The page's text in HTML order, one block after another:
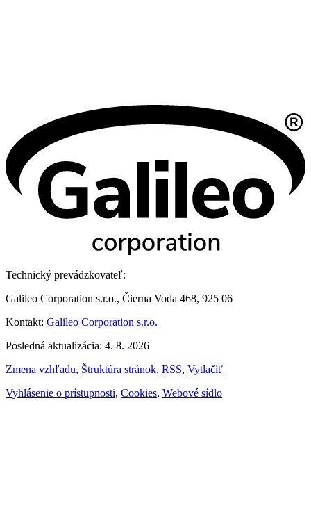
Technický prevádzkovateľ:
Galileo Corporation s.r.o., Čierna Voda 468, 925 06
Kontakt: Galileo Corporation s.r.o.
Posledná aktualizácia: 4. 8. 2026
Zmena vzhľadu, Štruktúra stránok, RSS, Vytlačiť
Vyhlásenie o prístupnosti, Cookies, Webové sídlo